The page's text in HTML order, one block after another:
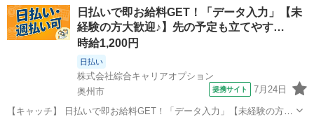
は家族や友人と一緒にプライベート満喫！ ≪ヘアカラーOKで自由な
雰囲気の職場≫ ...
岩手 奥州市 一般事務
日払いで即お給料GET！「データ入力」【未
経験の方大歓迎♪】先の予定も立てやす…
時給1,200円
日払い
株式会社綜合キャリアオプション
奥州市
提携サイト 7月24日
【キャッチ】 日払いで即お給料GET！「データ入力」【未経験の方大